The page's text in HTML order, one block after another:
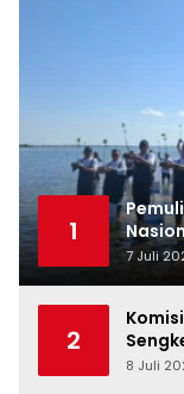
1
7 Juli
2
Dua
8 Juli